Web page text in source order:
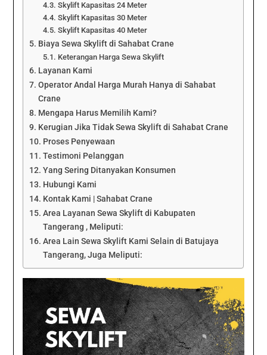
Skylift Kapasitas 24 Meter
Skylift Kapasitas 30 Meter
Skylift Kapasitas 40 Meter
Biaya Sewa Skylift di Sahabat Crane
Keterangan Harga Sewa Skylift
Layanan Kami
Operator Andal Harga Murah Hanya di Sahabat
Crane
Mengapa Harus Memilih Kami?
Kerugian Jika Tidak Sewa Skylift di Sahabat Crane
Proses Penyewaan
Testimoni Pelanggan
Yang Sering Ditanyakan Konsumen
Hubungi Kami
Kontak Kami | Sahabat Crane
Area Layanan Sewa Skylift di Kabupaten
Tangerang , Meliputi:
Area Lain Sewa Skylift Kami Selain di Batujaya
Tangerang, Juga Meliputi: